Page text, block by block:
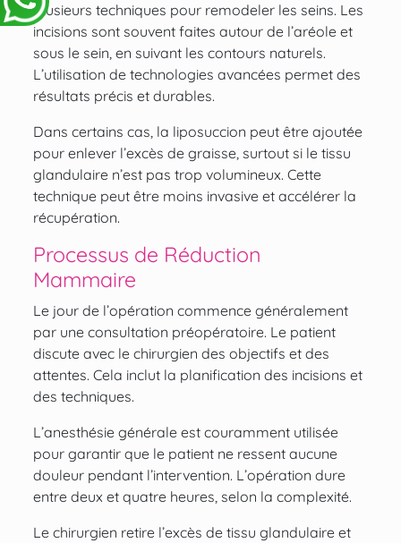
plusieurs techniques pour remodeler les seins. Les
incisions sont souvent faites autour de l’aréole et
sous le sein, en suivant les contours naturels.
L’utilisation de technologies avancées permet des
résultats précis et durables.
Dans certains cas, la liposuccion peut être ajoutée
pour enlever l’excès de graisse, surtout si le tissu
glandulaire n’est pas trop volumineux. Cette
technique peut être moins invasive et accélérer la
récupération.
Processus de Réduction
Mammaire
Le jour de l’opération commence généralement
par une consultation préopératoire. Le patient
discute avec le chirurgien des objectifs et des
attentes. Cela inclut la planification des incisions et
des techniques.
L’anesthésie générale est couramment utilisée
pour garantir que le patient ne ressent aucune
douleur pendant l’intervention. L’opération dure
entre deux et quatre heures, selon la complexité.
Le chirurgien retire l’excès de tissu glandulaire et